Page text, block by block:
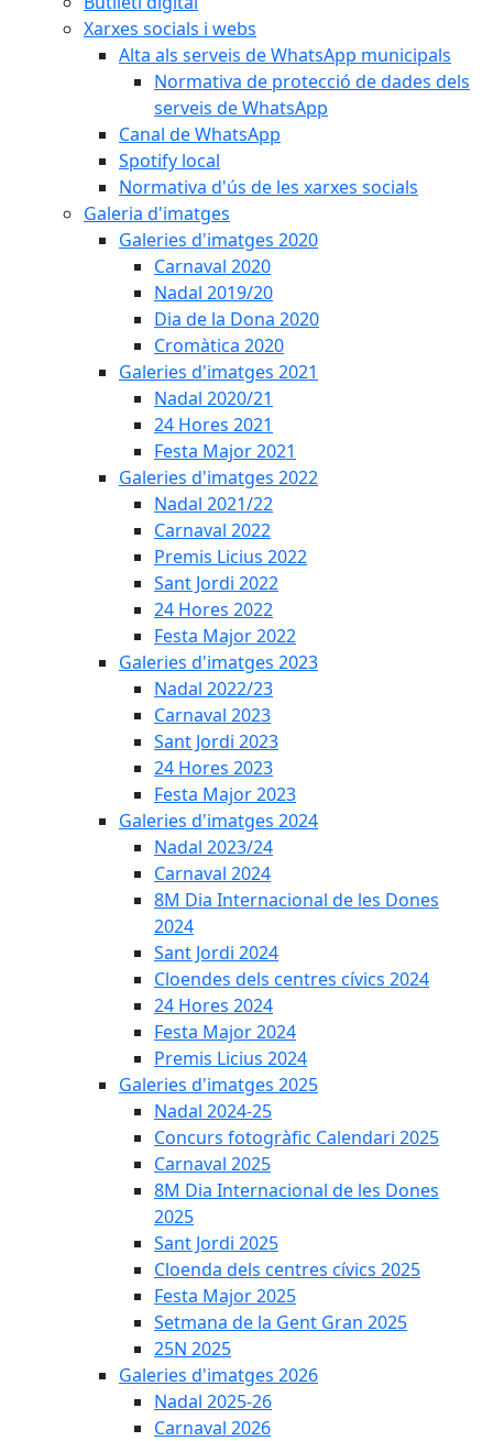
Xarxes socials i webs
Alta als serveis de WhatsApp municipals
Normativa de protecció de dades dels
serveis de WhatsApp
Canal de WhatsApp
Spotify local
Normativa d'ús de les xarxes socials
Galeria d'imatges
Galeries d'imatges 2020
Carnaval 2020
Nadal 2019/20
Dia de la Dona 2020
Cromàtica 2020
Galeries d'imatges 2021
Nadal 2020/21
24 Hores 2021
Festa Major 2021
Galeries d'imatges 2022
Nadal 2021/22
Carnaval 2022
Premis Licius 2022
Sant Jordi 2022
24 Hores 2022
Festa Major 2022
Galeries d'imatges 2023
Nadal 2022/23
Carnaval 2023
Sant Jordi 2023
24 Hores 2023
Festa Major 2023
Galeries d'imatges 2024
Nadal 2023/24
Carnaval 2024
8M Dia Internacional de les Dones
2024
Sant Jordi 2024
Cloendes dels centres cívics 2024
24 Hores 2024
Festa Major 2024
Premis Licius 2024
Galeries d'imatges 2025
Nadal 2024-25
Concurs fotogràfic Calendari 2025
Carnaval 2025
8M Dia Internacional de les Dones
2025
Sant Jordi 2025
Cloenda dels centres cívics 2025
Festa Major 2025
Setmana de la Gent Gran 2025
25N 2025
Galeries d'imatges 2026
Nadal 2025-26
Carnaval 2026